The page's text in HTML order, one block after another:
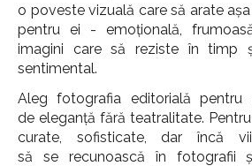
o poveste vizuală care să arate
pentru ei - emoțională,
imagini care să reziste în timp
sentimental.
Aleg fotografia editorială
de eleganță fără teatralitate.
curate, sofisticate, dar încă
să se recunoască în fotografii